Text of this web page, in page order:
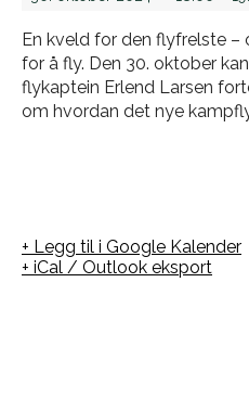
En kveld for den flyfrelste –
for å fly. Den 30. oktober
flykaptein Erlend Larsen
om hvordan det nye
+ Legg til i Google Kalender
+ iCal / Outlook eksport